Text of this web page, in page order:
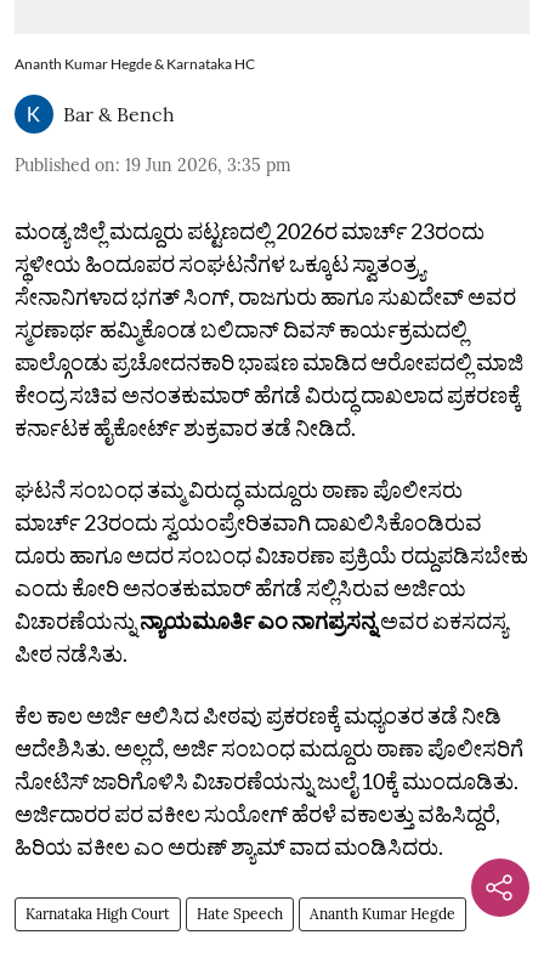
Ananth Kumar Hegde & Karnataka HC
Bar & Bench
Published on: 19 Jun 2026, 3:35 pm
ಮಂಡ್ಯ ಜಿಲ್ಲೆ ಮದ್ದೂರು ಪಟ್ಟಣದಲ್ಲಿ 2026ರ ಮಾರ್ಚ್ 23ರಂದು
ಸ್ಥಳೀಯ ಹಿಂದೂಪರ ಸಂಘಟನೆಗಳ ಒಕ್ಕೂಟ ಸ್ವಾತಂತ್ರ್ಯ
ಸೇನಾನಿಗಳಾದ ಭಗತ್ ಸಿಂಗ್, ರಾಜಗುರು ಹಾಗೂ ಸುಖದೇವ್ ಅವರ
ಸ್ಮರಣಾರ್ಥ ಹಮ್ಮಿಕೊಂಡ ಬಲಿದಾನ್ ದಿವಸ್ ಕಾರ್ಯಕ್ರಮದಲ್ಲಿ
ಪಾಲ್ಗೊಂಡು ಪ್ರಚೋದನಕಾರಿ ಭಾಷಣ ಮಾಡಿದ ಆರೋಪದಲ್ಲಿ ಮಾಜಿ
ಕೇಂದ್ರ ಸಚಿವ ಅನಂತಕುಮಾರ್ ಹೆಗಡೆ ವಿರುದ್ಧ ದಾಖಲಾದ ಪ್ರಕರಣಕ್ಕೆ
ಕರ್ನಾಟಕ ಹೈಕೋರ್ಟ್ ಶುಕ್ರವಾರ ತಡೆ ನೀಡಿದೆ.
ಘಟನೆ ಸಂಬಂಧ ತಮ್ಮ ವಿರುದ್ಧ ಮದ್ದೂರು ಠಾಣಾ ಪೊಲೀಸರು
ಮಾರ್ಚ್ 23ರಂದು ಸ್ವಯಂಪ್ರೇರಿತವಾಗಿ ದಾಖಲಿಸಿಕೊಂಡಿರುವ
ದೂರು ಹಾಗೂ ಅದರ ಸಂಬಂಧ ವಿಚಾರಣಾ ಪ್ರಕ್ರಿಯೆ ರದ್ದುಪಡಿಸಬೇಕು
ಎಂದು ಕೋರಿ ಅನಂತಕುಮಾರ್ ಹೆಗಡೆ ಸಲ್ಲಿಸಿರುವ ಅರ್ಜಿಯ
ವಿಚಾರಣೆಯನ್ನುನ್ಯಾಯಮೂರ್ತಿ ಎಂ ನಾಗಪ್ರಸನ್ನಅವರ ಏಕಸದಸ್ಯ
ಪೀಠ ನಡೆಸಿತು.
ಕೆಲ ಕಾಲ ಅರ್ಜಿ ಆಲಿಸಿದ ಪೀಠವು ಪ್ರಕರಣಕ್ಕೆ ಮಧ್ಯಂತರ ತಡೆ ನೀಡಿ
ಆದೇಶಿಸಿತು. ಅಲ್ಲದೆ, ಅರ್ಜಿ ಸಂಬಂಧ ಮದ್ದೂರು ಠಾಣಾ ಪೊಲೀಸರಿಗೆ
ನೋಟಿಸ್ ಜಾರಿಗೊಳಿಸಿ ವಿಚಾರಣೆಯನ್ನು ಜುಲೈ 10ಕ್ಕೆ ಮುಂದೂಡಿತು.
ಅರ್ಜಿದಾರರ ಪರ ವಕೀಲ ಸುಯೋಗ್ ಹೆರಳೆ ವಕಾಲತ್ತು ವಹಿಸಿದ್ದರೆ,
ಹಿರಿಯ ವಕೀಲ ಎಂ ಅರುಣ್ ಶ್ಯಾಮ್ ವಾದ ಮಂಡಿಸಿದರು.
Karnataka High Court Hate Speech Ananth Kumar Hegde